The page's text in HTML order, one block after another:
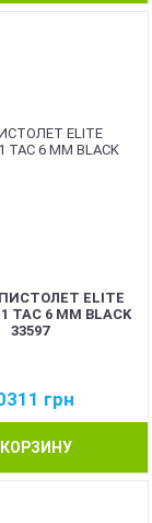
ПИСТОЛЕТ ELITE
TAC 6 MM BLACK
33597
грн
КОРЗИНУ